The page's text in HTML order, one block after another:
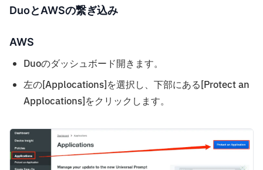
DuoとAWSの繋ぎ込み
AWS
Duoのダッシュボード開きます。
左の[Applocations]を選択し、下部にある[Protect an
Applocations]をクリックします。